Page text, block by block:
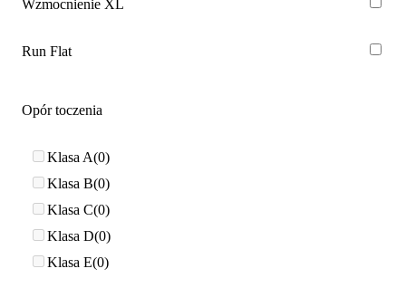
Wzmocnienie XL
Run Flat
Opór toczenia
Klasa A 0
Klasa B 0
Klasa C 0
Klasa D 0
Klasa E 0